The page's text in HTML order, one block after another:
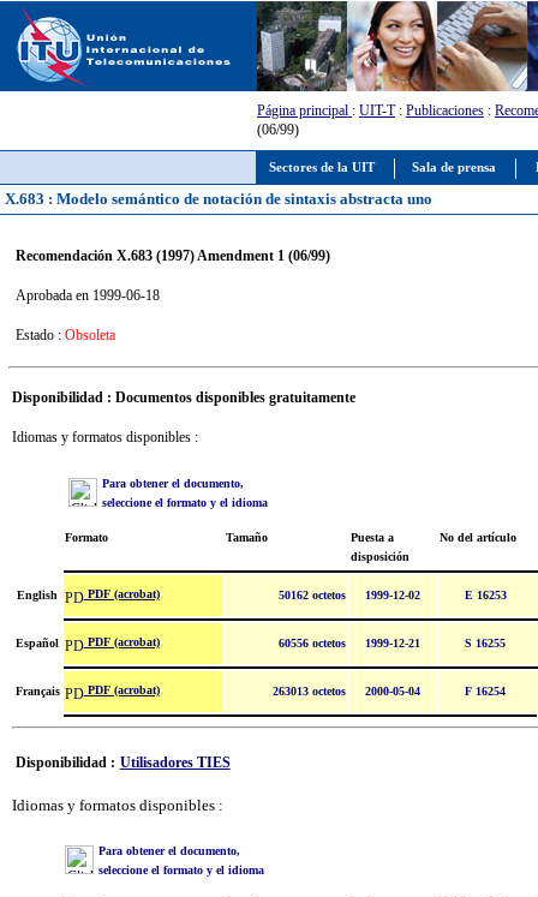
Sectores de la UIT Sala de prensa
Página principal : UIT-T: Publicaciones :
(06/99)
X.683 : Modelo semántico de notación de sintaxis abstracta uno
Recomendación X.683 (1997) Amendment 1 (06/99)
Aprobada en 1999-06-18
Estado : Obsoleta
Disponibilidad : Documentos disponibles gratuitamente
Idiomas y formatos disponibles :
Para obtener el documento,
seleccione el formato y el idioma
Formato Tamaño
Puesta a
disposición
No del artículo
English PDF (acrobat) 50162 octetos 1999-12-02 E 16253
Español PDF (acrobat) 60556 octetos 1999-12-21 S 16255
Français PDF (acrobat) 263013 octetos 2000-05-04 F 16254
Disponibilidad : Utilisadores TIES
Idiomas y formatos disponibles :
Para obtener el documento,
seleccione el formato y el idioma